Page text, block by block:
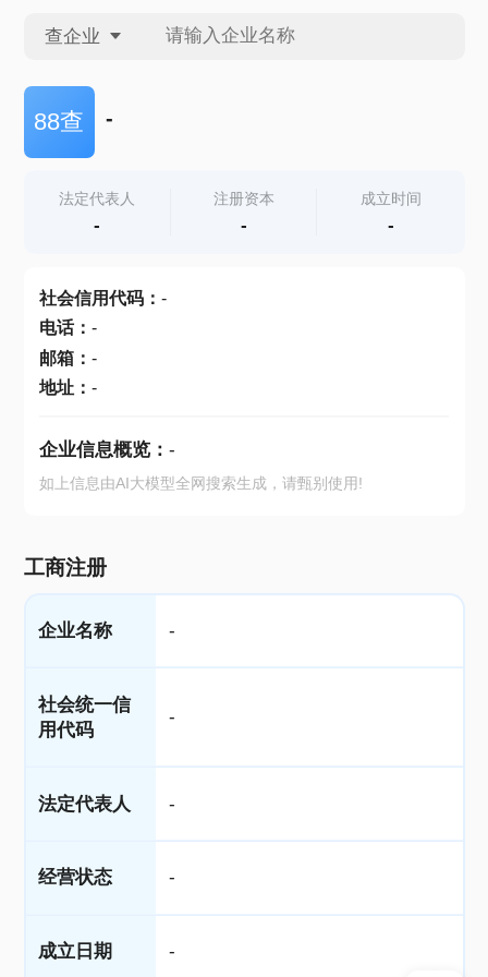
查企业
查企业
查产地
88查 -
法定代表人
-
注册资本
-
成立时间
-
社会信用代码： -
电话： -
邮箱： -
地址： -
企业信息概览： -
如上信息由AI大模型全网搜索生成，请甄别使用!
工商注册
企业名称 -
社会统一信
用代码
-
法定代表人 -
经营状态 -
成立日期 -